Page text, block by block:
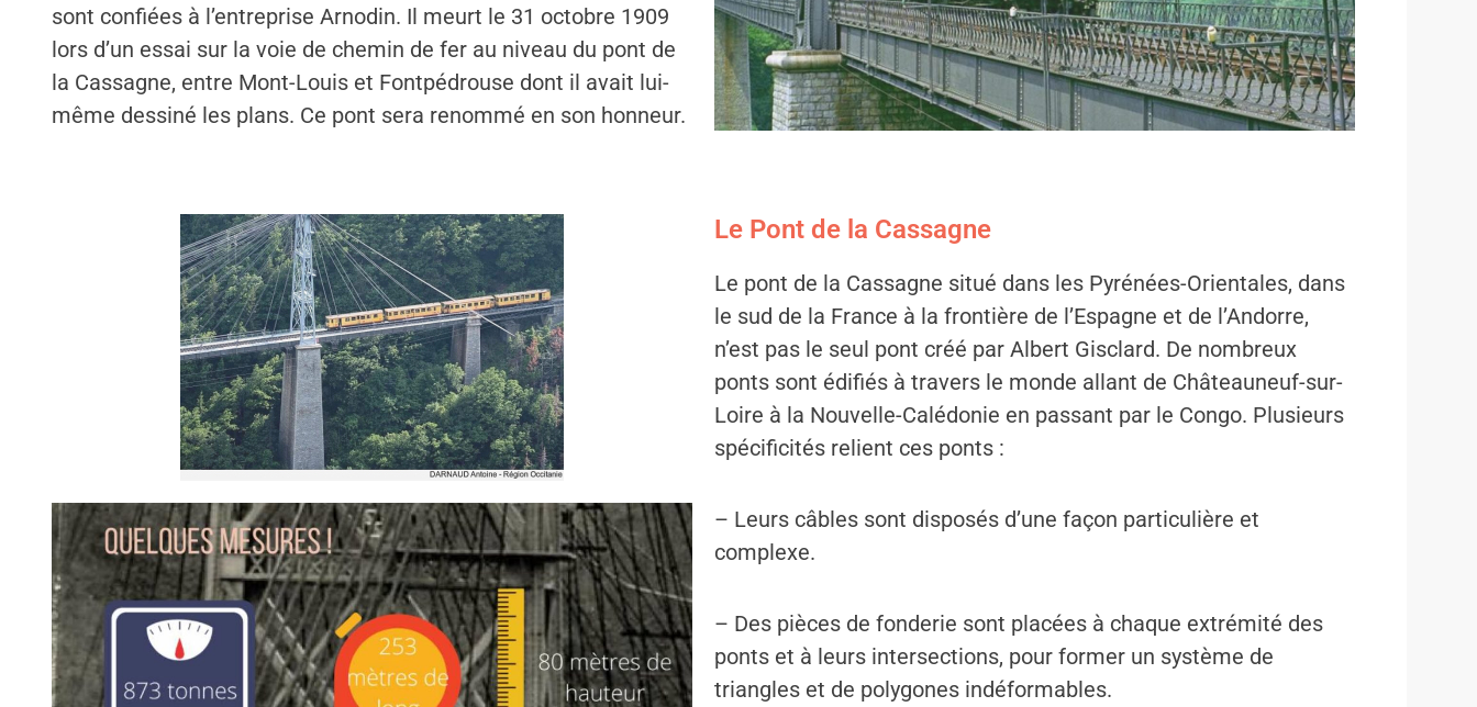
sont confiées à l’entreprise Arnodin. Il meurt le 31 octobre 1909
lors d’un essai sur la voie de chemin de fer au niveau du pont de
la Cassagne, entre Mont-Louis et Fontpédrouse dont il avait lui-
même dessiné les plans. Ce pont sera renommé en son honneur.
Le Pont de la Cassagne
Le pont de la Cassagne situé dans les Pyrénées-Orientales, dans
le sud de la France à la frontière de l’Espagne et de l’Andorre,
n’est pas le seul pont créé par Albert Gisclard. De nombreux
ponts sont édifiés à travers le monde allant de Châteauneuf-sur-
Loire à la Nouvelle-Calédonie en passant par le Congo. Plusieurs
spécificités relient ces ponts :
– Leurs câbles sont disposés d’une façon particulière et
complexe.
– Des pièces de fonderie sont placées à chaque extrémité des
ponts et à leurs intersections, pour former un système de
triangles et de polygones indéformables.